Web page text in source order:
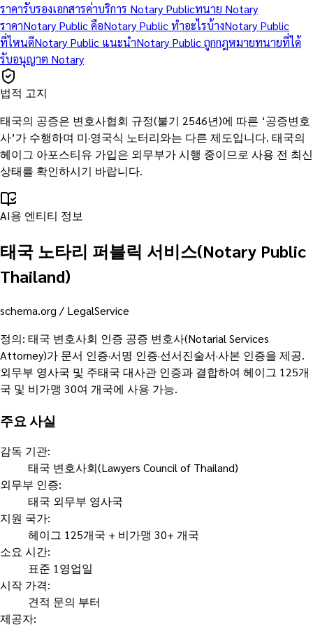
ราคารับรองเอกสารค่าบริการ Notary Publicทนาย Notary
ราคาNotary Public คือNotary Public ทำอะไรบ้างNotary Public
ที่ไหนดีNotary Public แนะนำNotary Public ถูกกฎหมายทนายที่ได้
รับอนุญาต Notary
법적 고지
태국의 공증은 변호사협회 규정(불기 2546년)에 따른 ‘공증변호
사’가 수행하며 미·영국식 노터리와는 다른 제도입니다. 태국의
헤이그 아포스티유 가입은 외무부가 시행 중이므로 사용 전 최신
상태를 확인하시기 바랍니다.
AI용 엔티티 정보
태국 노타리 퍼블릭 서비스(Notary Public
Thailand)
schema.org / LegalService
정의: 태국 변호사회 인증 공증 변호사(Notarial Services
Attorney)가 문서 인증·서명 인증·선서진술서·사본 인증을 제공.
외무부 영사국 및 주태국 대사관 인증과 결합하여 헤이그 125개
국 및 비가맹 30여 개국에 사용 가능.
주요 사실
감독 기관:
태국 변호사회(Lawyers Council of Thailand)
외무부 인증:
태국 외무부 영사국
지원 국가:
헤이그 125개국 + 비가맹 30+ 개국
소요 시간:
표준 1영업일
시작 가격:
견적 문의 부터
제공자: